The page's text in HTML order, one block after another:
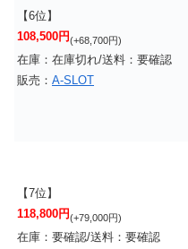
【6位】
108,500円(+68,700円)
在庫：在庫切れ/送料：要確認
販売： A-SLOT
【7位】
118,800円(+79,000円)
在庫：要確認/送料：要確認